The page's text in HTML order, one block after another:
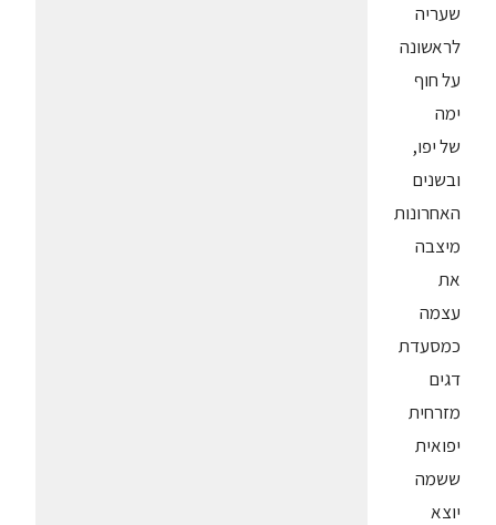
שעריה
לראשונה
על חוף
ימה
של יפו,
ובשנים
האחרונות
מיצבה
את
עצמה
כמסעדת
דגים
מזרחית
יפואית
ששמה
יוצא